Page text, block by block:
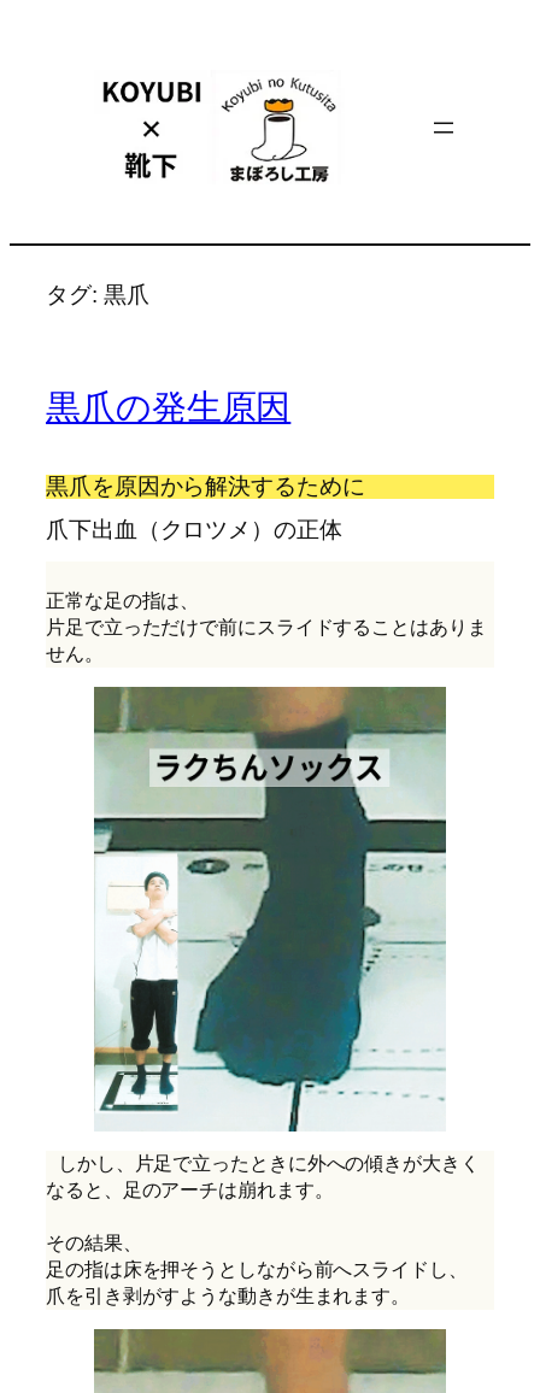
タグ: 黒爪
黒爪の発生原因
黒爪を原因から解決するために
爪下出血（クロツメ）の正体
正常な足の指は、
片足で立っただけで前にスライドすることはありま
せん。
なると、足のアーチは崩れます。
その結果、
足の指は床を押そうとしながら前へスライドし、
爪を引き剥がすような動きが生まれます。